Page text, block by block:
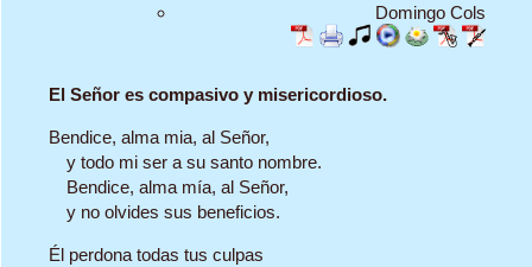
Domingo Cols
El Señor es compasivo y misericordioso.
Bendice, alma mia, al Señor,
y todo mi ser a su santo nombre.
Bendice, alma mía, al Señor,
y no olvides sus beneficios.
Él perdona todas tus culpas